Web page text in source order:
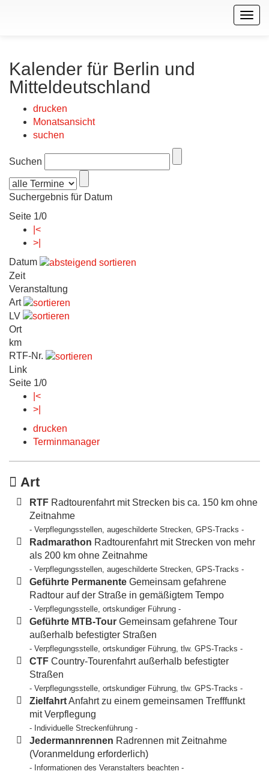
Kalender für Berlin und
Mitteldeutschland
drucken
Monatsansicht
suchen
Suchen
Suchergebnis für Datum
Seite 1/0
|<
>|
Datum
Zeit
Veranstaltung
Art
LV
Ort
km
RTF-Nr.
Link
Seite 1/0
|<
>|
drucken
Terminmanager
Art
RTF Radtourenfahrt mit Strecken bis ca. 150 km ohne
Zeitnahme
- Verpflegungsstellen, augeschilderte Strecken, GPS-Tracks -
Radmarathon Radtourenfahrt mit Strecken von mehr
als 200 km ohne Zeitnahme
- Verpflegungsstellen, augeschilderte Strecken, GPS-Tracks -
Geführte Permanente Gemeinsam gefahrene
Radtour auf der Straße in gemäßigtem Tempo
- Verpflegungsstelle, ortskundiger Führung -
Geführte MTB-Tour Gemeinsam gefahrene Tour
außerhalb befestigter Straßen
- Verpflegungsstelle, ortskundiger Führung, tlw. GPS-Tracks -
CTF Country-Tourenfahrt außerhalb befestigter
Straßen
- Verpflegungsstelle, ortskundiger Führung, tlw. GPS-Tracks -
ZielfahrtAnfahrt zu einem gemeinsamen Trefffunkt
mit Verpflegung
- Individuelle Streckenführung -
Jedermannrennen Radrennen mit Zeitnahme
(Voranmeldung erforderlich)
- Informationen des Veranstalters beachten -